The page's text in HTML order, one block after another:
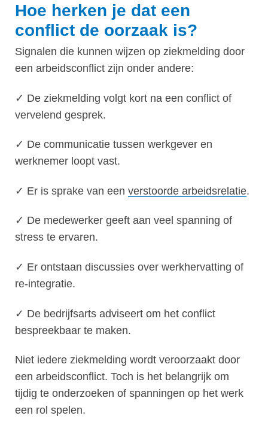
Hoe herken je dat een
conflict de oorzaak is?
Signalen die kunnen wijzen op ziekmelding door
een arbeidsconflict zijn onder andere:
✓ De ziekmelding volgt kort na een conflict of
vervelend gesprek.
✓ De communicatie tussen werkgever en
werknemer loopt vast.
✓ Er is sprake van een verstoorde arbeidsrelatie.
✓ De medewerker geeft aan veel spanning of
stress te ervaren.
✓ Er ontstaan discussies over werkhervatting of
re-integratie.
✓ De bedrijfsarts adviseert om het conflict
bespreekbaar te maken.
Niet iedere ziekmelding wordt veroorzaakt door
een arbeidsconflict. Toch is het belangrijk om
tijdig te onderzoeken of spanningen op het werk
een rol spelen.